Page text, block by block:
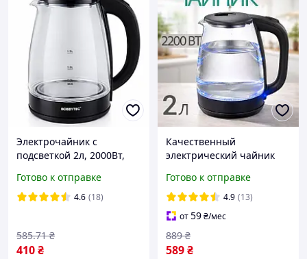
Электрочайник с
подсветкой 2л, 2000Вт,
Прозрачный /
Электрочайник
Готово к отправке
4.6 (18)
410₴
585.71 ₴
Качественный
электрический чайник
стильный стеклянный
электрочайники бытовой
эл пром 2 Л
Готово к отправке
4.9 (13)
от59₴/мес
589₴
889 ₴